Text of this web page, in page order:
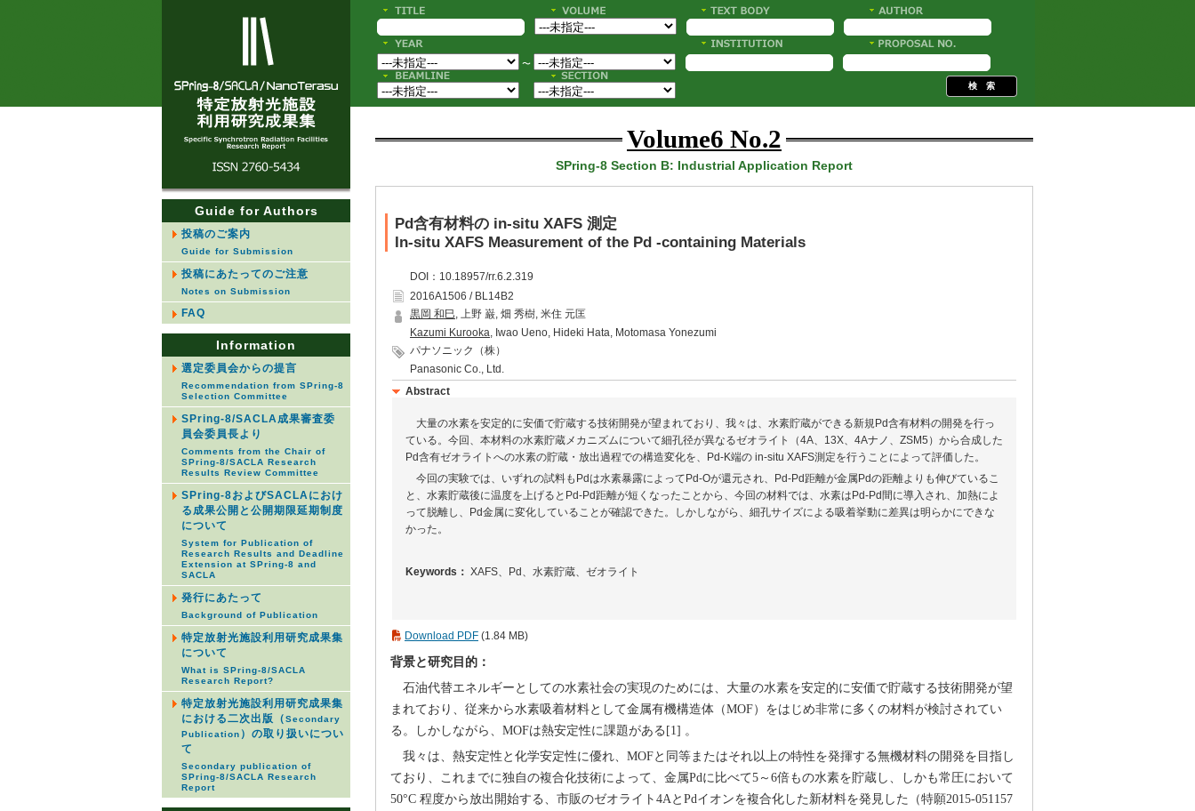
Guide for Authors
投稿のご案内
Guide for Submission
投稿にあたってのご注意
Notes on Submission
FAQ
Information
選定委員会からの提言
Recommendation from SPring-8
Selection Committee
SPring-8/SACLA成果審査委
員会委員長より
Comments from the Chair of
SPring-8/SACLA Research
Results Review Committee
SPring-8およびSACLAにおけ
る成果公開と公開期限延期制度
について
System for Publication of
Research Results and Deadline
Extension at SPring-8 and
SACLA
発行にあたって
Background of Publication
特定放射光施設利用研究成果集
について
What is SPring-8/SACLA
Research Report?
特定放射光施設利用研究成果集
における二次出版（Secondary
Publication ）の取り扱いについ
て
Secondary publication of
SPring-8/SACLA Research
Report
〜
Volume6 No.2
SPring-8 Section B: Industrial Application Report
Pd含有材料の in-situ XAFS 測定
In-situ XAFS Measurement of the Pd -containing Materials
DOI：10.18957/rr.6.2.319
2016A1506 / BL14B2
黒岡 和巳, 上野 巌, 畑 秀樹, 米住 元匡
Kazumi Kurooka, Iwao Ueno, Hideki Hata, Motomasa Yonezumi
パナソニック（株）
Panasonic Co., Ltd.
Abstract
大量の水素を安定的に安価で貯蔵する技術開発が望まれており、我々は、水素貯蔵ができる新規Pd含有材料の開発を行っ
ている。今回、本材料の水素貯蔵メカニズムについて細孔径が異なるゼオライト（4A、13X、4Aナノ、ZSM5）から合成した
Pd含有ゼオライトへの水素の貯蔵・放出過程での構造変化を、Pd-K端の in-situ XAFS測定を行うことによって評価した。
今回の実験では、いずれの試料もPdは水素暴露によってPd-Oが還元され、Pd-Pd距離が金属Pdの距離よりも伸びているこ
と、水素貯蔵後に温度を上げるとPd-Pd距離が短くなったことから、今回の材料では、水素はPd-Pd間に導入され、加熱によ
って脱離し、Pd金属に変化していることが確認できた。しかしながら、細孔サイズによる吸着挙動に差異は明らかにできな
かった。
Keywords： XAFS、Pd、水素貯蔵、ゼオライト
Download PDF (1.84 MB)
背景と研究目的：
石油代替エネルギーとしての水素社会の実現のためには、大量の水素を安定的に安価で貯蔵する技術開発が望
まれており、従来から水素吸着材料として金属有機構造体（MOF）をはじめ非常に多くの材料が検討されてい
る。しかしながら、MOFは熱安定性に課題がある[1] 。
我々は、熱安定性と化学安定性に優れ、MOFと同等またはそれ以上の特性を発揮する無機材料の開発を目指し
ており、これまでに独自の複合化技術によって、金属Pdに比べて5～6倍もの水素を貯蔵し、しかも常圧において
50°C 程度から放出開始する、市販のゼオライト4AとPdイオンを複合化した新材料を発見した（特願2015-051157